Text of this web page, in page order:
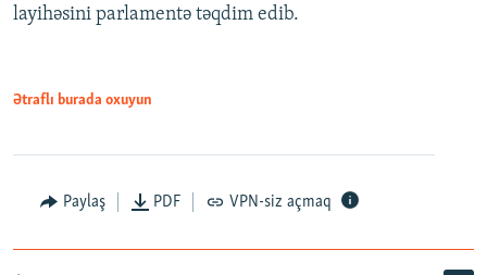
720p 1080p
layihəsini parlamentə təqdim edib.
Ətraflı burada oxuyun
Paylaş PDF VPN-siz açmaq